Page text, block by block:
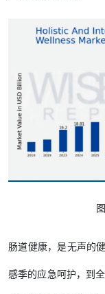
肠道健康，是无声的
感季的应急呵护，到